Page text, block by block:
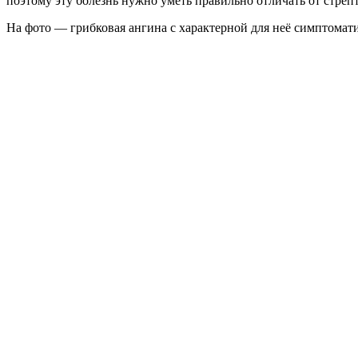
На фото — грибковая ангина с характерной для неё